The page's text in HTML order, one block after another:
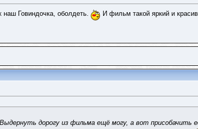
наш Говиндочка, оболдеть. И фильм такой яркий и
Выдернуть дорогу из фильма ещё могу, а вот